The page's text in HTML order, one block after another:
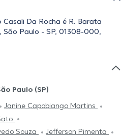
Da Rocha é R. Barata
São Paulo - SP, 01308-000,
Paulo (SP)
Janine Capobiango Martins
Souza
Jefferson Pimenta